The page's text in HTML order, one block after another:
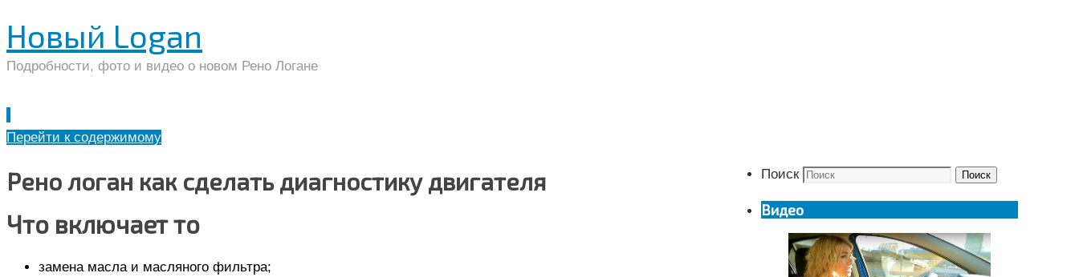
Новый Logan
Подробности, фото и видео о новом Рено Логане
Перейти к содержимому
Рено логан как сделать диагностику двигателя
Что включает то
замена масла и масляного фильтра;
Поиск Поиск
Видео